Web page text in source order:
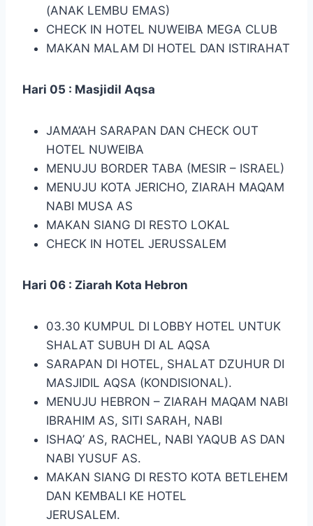
(ANAK LEMBU EMAS)
CHECK IN HOTEL NUWEIBA MEGA CLUB
MAKAN MALAM DI HOTEL DAN ISTIRAHAT
Hari 05 : Masjidil Aqsa
JAMA’AH SARAPAN DAN CHECK OUT
HOTEL NUWEIBA
MENUJU BORDER TABA (MESIR – ISRAEL)
MENUJU KOTA JERICHO, ZIARAH MAQAM
NABI MUSA AS
MAKAN SIANG DI RESTO LOKAL
CHECK IN HOTEL JERUSSALEM
Hari 06 : Ziarah Kota Hebron
03.30 KUMPUL DI LOBBY HOTEL UNTUK
SHALAT SUBUH DI AL AQSA
SARAPAN DI HOTEL, SHALAT DZUHUR DI
MASJIDIL AQSA (KONDISIONAL).
MENUJU HEBRON – ZIARAH MAQAM NABI
IBRAHIM AS, SITI SARAH, NABI
ISHAQ’ AS, RACHEL, NABI YAQUB AS DAN
NABI YUSUF AS.
MAKAN SIANG DI RESTO KOTA BETLEHEM
DAN KEMBALI KE HOTEL
JERUSALEM.